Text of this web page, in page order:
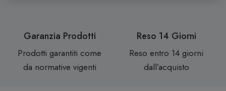
Garanzia Prodotti
Prodotti garantiti come
da normative vigenti
Reso 14 Giorni
Reso entro 14 giorni
dall’acquisto